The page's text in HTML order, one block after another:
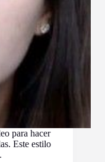
para hacer
Este estilo